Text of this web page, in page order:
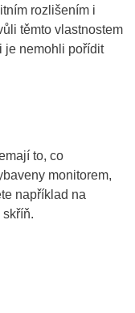
rozlišením i
těmto vlastnostem
je nemohli pořídit
to, co
monitorem,
například na